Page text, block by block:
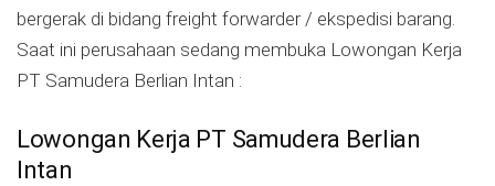
bergerak di bidang freight forwarder / ekspedisi barang.
Saat ini perusahaan sedang membuka Lowongan Kerja
PT Samudera Berlian Intan :
Lowongan Kerja PT Samudera Berlian
Intan